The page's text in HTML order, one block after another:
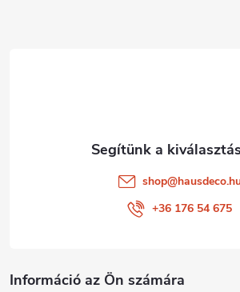
Információ az Ön számára
shop@
+36 176 54 675